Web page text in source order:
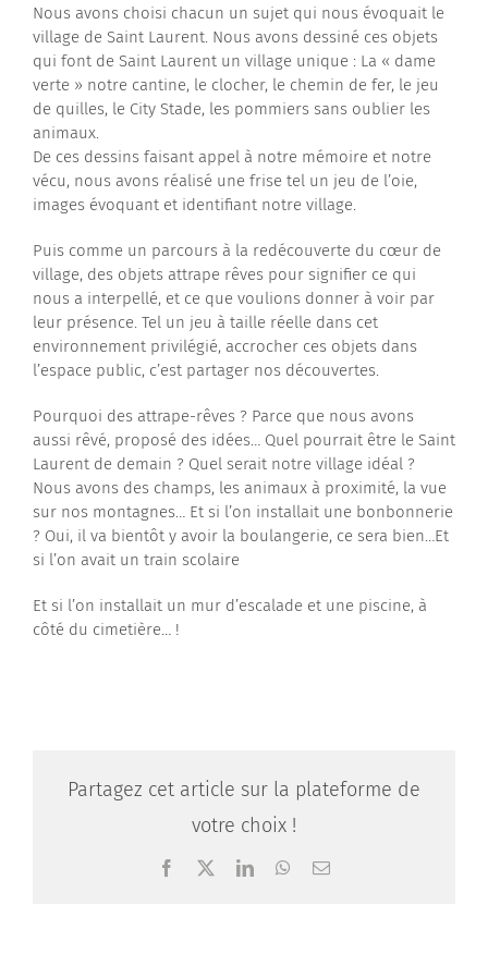
Nous avons choisi chacun un sujet qui nous évoquait le
village de Saint Laurent. Nous avons dessiné ces objets
qui font de Saint Laurent un village unique : La « dame
verte » notre cantine, le clocher, le chemin de fer, le jeu
de quilles, le City Stade, les pommiers sans oublier les
animaux.
De ces dessins faisant appel à notre mémoire et notre
vécu, nous avons réalisé une frise tel un jeu de l’oie,
images évoquant et identifiant notre village.
Puis comme un parcours à la redécouverte du cœur de
village, des objets attrape rêves pour signifier ce qui
nous a interpellé, et ce que voulions donner à voir par
leur présence. Tel un jeu à taille réelle dans cet
environnement privilégié, accrocher ces objets dans
l’espace public, c’est partager nos découvertes.
Pourquoi des attrape-rêves ? Parce que nous avons
aussi rêvé, proposé des idées… Quel pourrait être le Saint
Laurent de demain ? Quel serait notre village idéal ?
Nous avons des champs, les animaux à proximité, la vue
sur nos montagnes… Et si l’on installait une bonbonnerie
? Oui, il va bientôt y avoir la boulangerie, ce sera bien…Et
si l’on avait un train scolaire
Et si l’on installait un mur d’escalade et une piscine, à
côté du cimetière… !
Partagez cet article sur la plateforme de
votre choix !
Facebook LinkedInWhatsApp
Email